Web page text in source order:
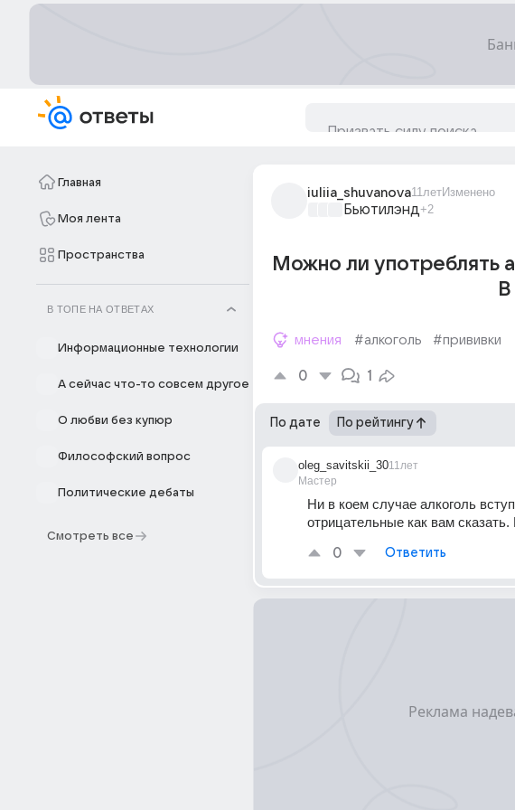
Главная
Моя лента
Пространства
В ТОПЕ НА ОТВЕТАХ
Информационные технологии
А сейчас что-то совсем другое
О любви без купюр
Философский вопрос
Политические дебаты
Смотреть все
iuliia_shuvanova11летИзменено
Бьютилэнд+2
Можно ли употреблять
мнения #алкоголь #прививки
0 1
По дате По рейтингу
oleg_savitskii_30
Мастер
11лет
Ни в коем случае алкоголь
отрицательные как вам
0 Ответить